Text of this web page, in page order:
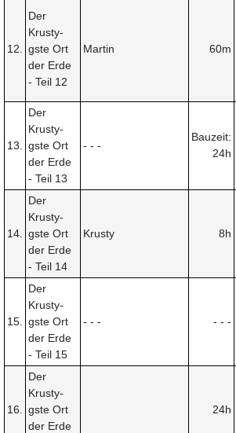
12.
Der
Krusty-
gste Ort
der Erde
- Teil 12
Martin 60m
13.
Der
Krusty-
gste Ort
der Erde
- Teil 13
- - -
Bauzeit:
24h
14.
Der
Krusty-
gste Ort
der Erde
- Teil 14
Krusty 8h
15.
Der
Krusty-
gste Ort
der Erde
- Teil 15
- - - - - -
16.
Der
Krusty-
gste Ort
der Erde
24h